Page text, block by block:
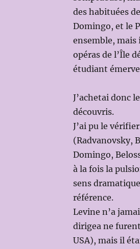
des habituées
Domingo, et le
ensemble,
opéras de l’Île
étudiant
J’achetai donc
découvris.
J’ai pu le
(Radvanovsky,
Domingo,
à la fois la
sens
référence.
Levine n’a
dirigea ne
USA), mais il